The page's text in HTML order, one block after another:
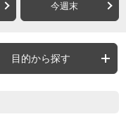
今週末
目的から探す